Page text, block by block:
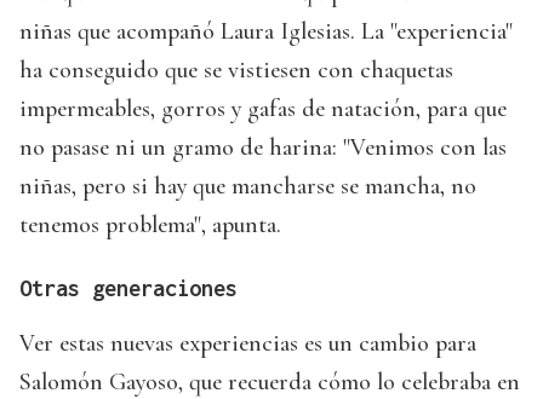
niñas que acompañó Laura Iglesias. La "experiencia"
ha conseguido que se vistiesen con chaquetas
impermeables, gorros y gafas de natación, para que
no pasase ni un gramo de harina: "Venimos con las
niñas, pero si hay que mancharse se mancha, no
tenemos problema", apunta.
Otras generaciones
Ver estas nuevas experiencias es un cambio para
Salomón Gayoso, que recuerda cómo lo celebraba en